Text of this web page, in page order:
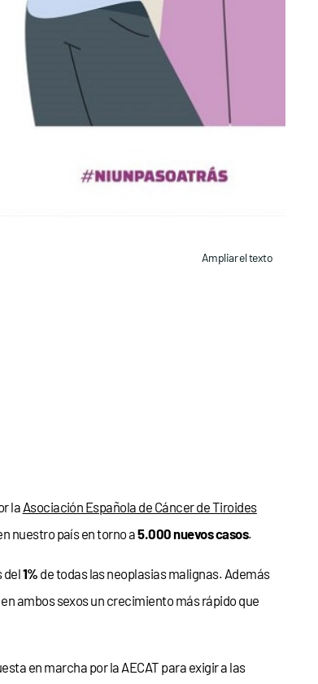
Ampliar el texto
la Asociación Española de Cáncer de Tiroides
nuestro país en torno a5.000 nuevos casos.
del1% de todas las neoplasias malignas. Además
ambos sexos un crecimiento más rápido que
en marcha por la AECAT para exigir a las